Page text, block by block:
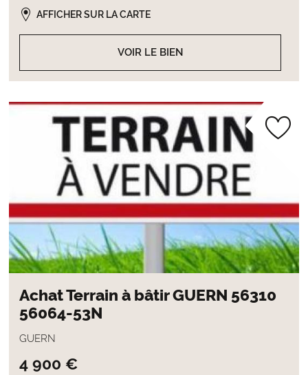
VOIR LE BIEN
AFFICHER SUR LA CARTE
Achat Terrain à bâtir GUERN 56310
56064-53N
GUERN
4 900 €